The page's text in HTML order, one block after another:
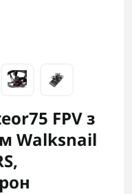
FPV з
Walksnail